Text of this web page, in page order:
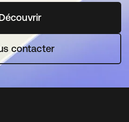
s’ouvre dans un nouvel
contacter